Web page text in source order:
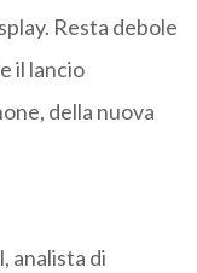
Resta debole
il lancio
della nuova
analista di